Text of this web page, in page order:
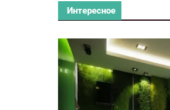
Интересное